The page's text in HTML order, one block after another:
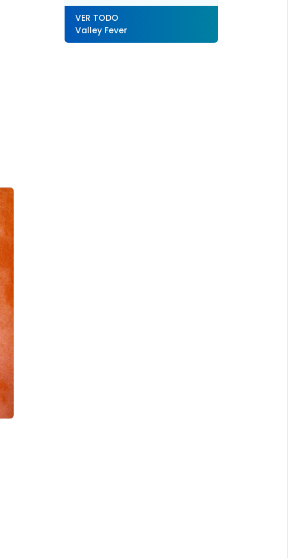
VER TODO
Valley Fever